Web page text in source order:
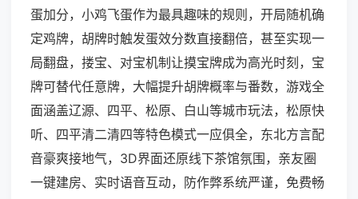
蛋加分，小鸡飞蛋作为最具趣味的规则，开局随机确
定鸡牌，胡牌时触发蛋效分数直接翻倍，甚至实现一
局翻盘，搂宝、对宝机制让摸宝牌成为高光时刻，宝
牌可替代任意牌，大幅提升胡牌概率与番数，游戏全
面涵盖辽源、四平、松原、白山等城市玩法，松原快
听、四平清二清四等特色模式一应俱全，东北方言配
音豪爽接地气，3D界面还原线下茶馆氛围，亲友圈
一键建房、实时语音互动，防作弊系统严谨，免费畅